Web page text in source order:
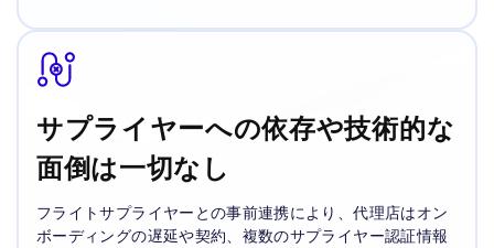
サプライヤーへの依存や技術的な
面倒は一切なし
フライトサプライヤーとの事前連携により、代理店はオン
ボーディングの遅延や契約、複数のサプライヤー認証情報